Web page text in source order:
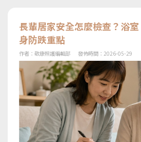
長輩居家安全怎麼檢查？浴
身防跌重點
作者：敬康照護編輯部 發佈時間：2026-05-29